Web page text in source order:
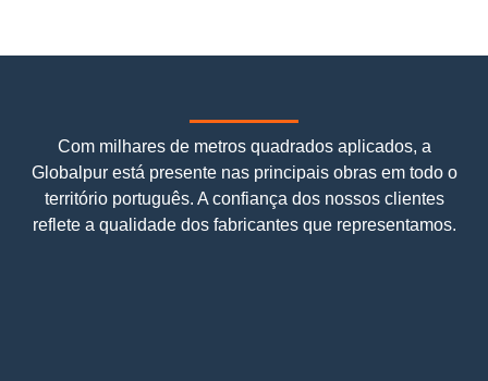
Com milhares de metros quadrados aplicados, a
Globalpur está presente nas principais obras em todo o
território português. A confiança dos nossos clientes
reflete a qualidade dos fabricantes que representamos.